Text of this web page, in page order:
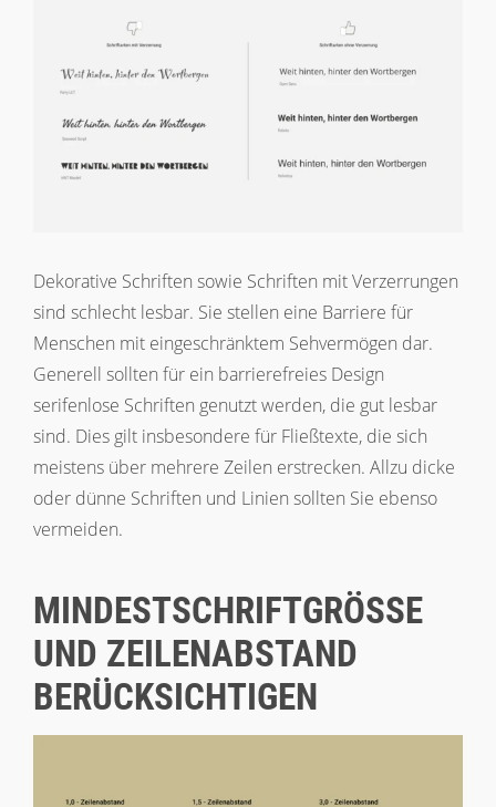
Dekorative Schriften sowie Schriften mit Verzerrungen
sind schlecht lesbar. Sie stellen eine Barriere für
Menschen mit eingeschränktem Sehvermögen dar.
Generell sollten für ein barrierefreies Design
serifenlose Schriften genutzt werden, die gut lesbar
sind. Dies gilt insbesondere für Fließtexte, die sich
meistens über mehrere Zeilen erstrecken. Allzu dicke
oder dünne Schriften und Linien sollten Sie ebenso
vermeiden.
MINDESTSCHRIFTGRÖSSE U
ND ZEILENABSTAND B
ERÜCKSICHTIGEN